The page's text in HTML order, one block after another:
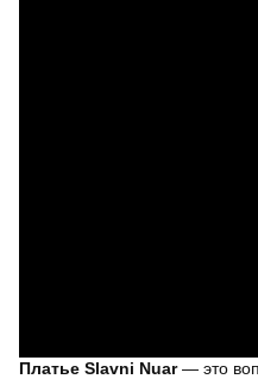
Платье Slavni Nuar— это